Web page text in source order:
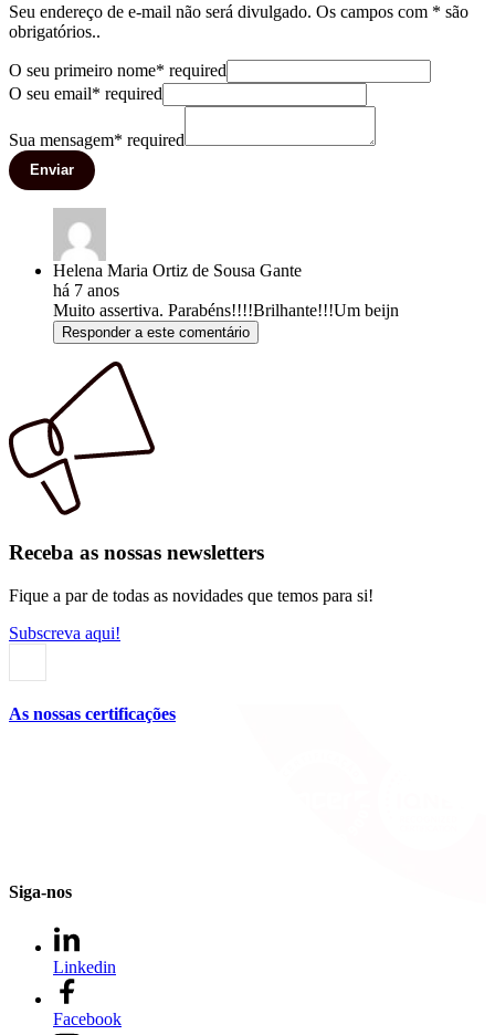
Seu endereço de e-mail não será divulgado. Os campos com * são
obrigatórios..
O seu primeiro nome* required
O seu email* required
Sua mensagem* required
Enviar
Helena Maria Ortiz de Sousa Gante
há 7 anos
Muito assertiva. Parabéns!!!!Brilhante!!!Um beijn
Responder a este comentário
Receba as nossas newsletters
Fique a par de todas as novidades que temos para si!
Subscreva aqui!
As nossas certificações
Siga-nos
Linkedin
Facebook